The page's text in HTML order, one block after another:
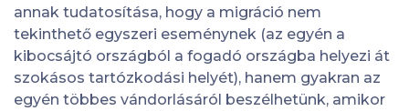
annak tudatosítása, hogy a migráció nem
tekinthető egyszeri eseménynek (az egyén a
kibocsájtó országból a fogadó országba helyezi át
szokásos tartózkodási helyét), hanem gyakran az
egyén többes vándorlásáról beszélhetünk, amikor